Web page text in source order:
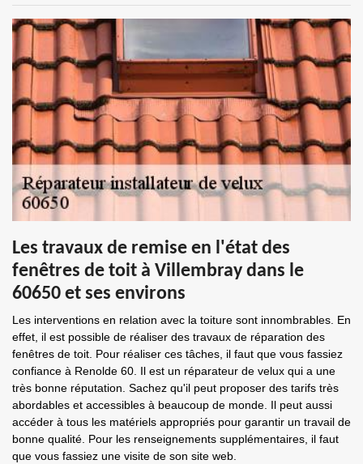
Les travaux de remise en l'état des
fenêtres de toit à Villembray dans le
60650 et ses environs
Les interventions en relation avec la toiture sont innombrables. En
effet, il est possible de réaliser des travaux de réparation des
fenêtres de toit. Pour réaliser ces tâches, il faut que vous fassiez
confiance à Renolde 60. Il est un réparateur de velux qui a une
très bonne réputation. Sachez qu'il peut proposer des tarifs très
abordables et accessibles à beaucoup de monde. Il peut aussi
accéder à tous les matériels appropriés pour garantir un travail de
bonne qualité. Pour les renseignements supplémentaires, il faut
que vous fassiez une visite de son site web.